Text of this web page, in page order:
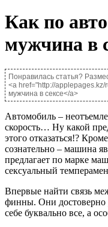
Как по
мужчина в
Понравилась статья?
<a href="http://
мужчина в сексе</a>
Автомобиль –
скорость… Ну какой
этого отказаться!?
сознательно – машина
предлагает по марке
сексуальный
Впервые найти связь
финны. Они достоверно
себе буквально все, а